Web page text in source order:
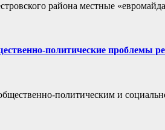
района местные
политические проблемы
политическим и